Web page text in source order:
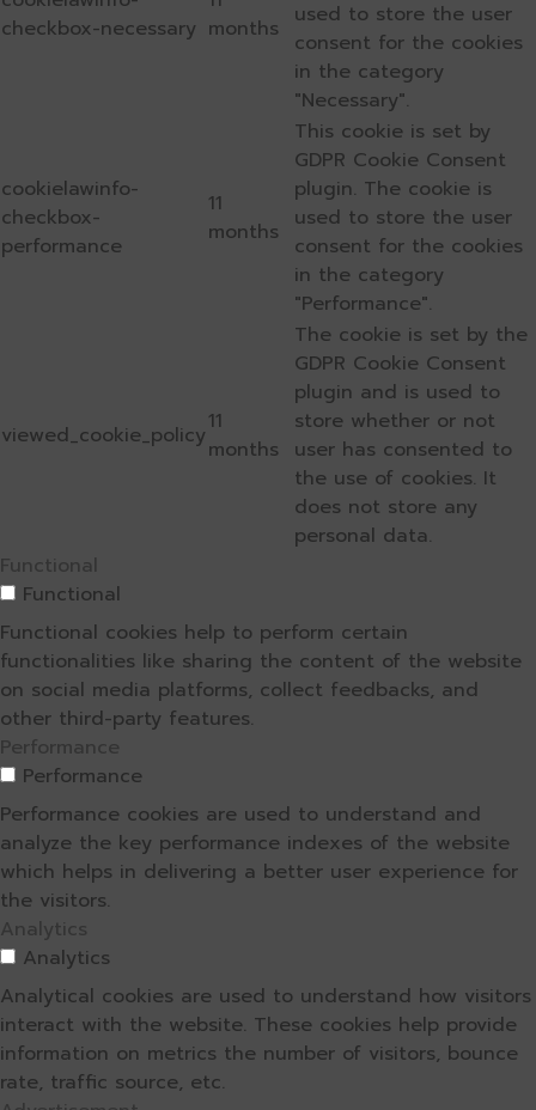
checkbox-necessary months
used to store the user
consent for the cookies
in the category
"Necessary".
cookielawinfo-
checkbox-
performance
11
months
This cookie is set by
GDPR Cookie Consent
plugin. The cookie is
used to store the user
consent for the cookies
in the category
"Performance".
viewed_cookie_policy11
months
The cookie is set by the
GDPR Cookie Consent
plugin and is used to
store whether or not
user has consented to
the use of cookies. It
does not store any
personal data.
Functional
Functional
Functional cookies help to perform certain
functionalities like sharing the content of the website
on social media platforms, collect feedbacks, and
other third-party features.
Performance
Performance
Performance cookies are used to understand and
analyze the key performance indexes of the website
which helps in delivering a better user experience for
the visitors.
Analytics
Analytics
Analytical cookies are used to understand how visitors
interact with the website. These cookies help provide
information on metrics the number of visitors, bounce
rate, traffic source, etc.